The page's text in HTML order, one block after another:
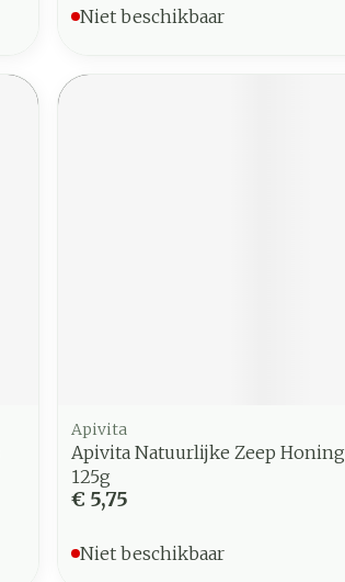
Niet beschikbaar
Apivita
Apivita Natuurlijke Zeep Honing
125g
€ 5,75
Niet beschikbaar